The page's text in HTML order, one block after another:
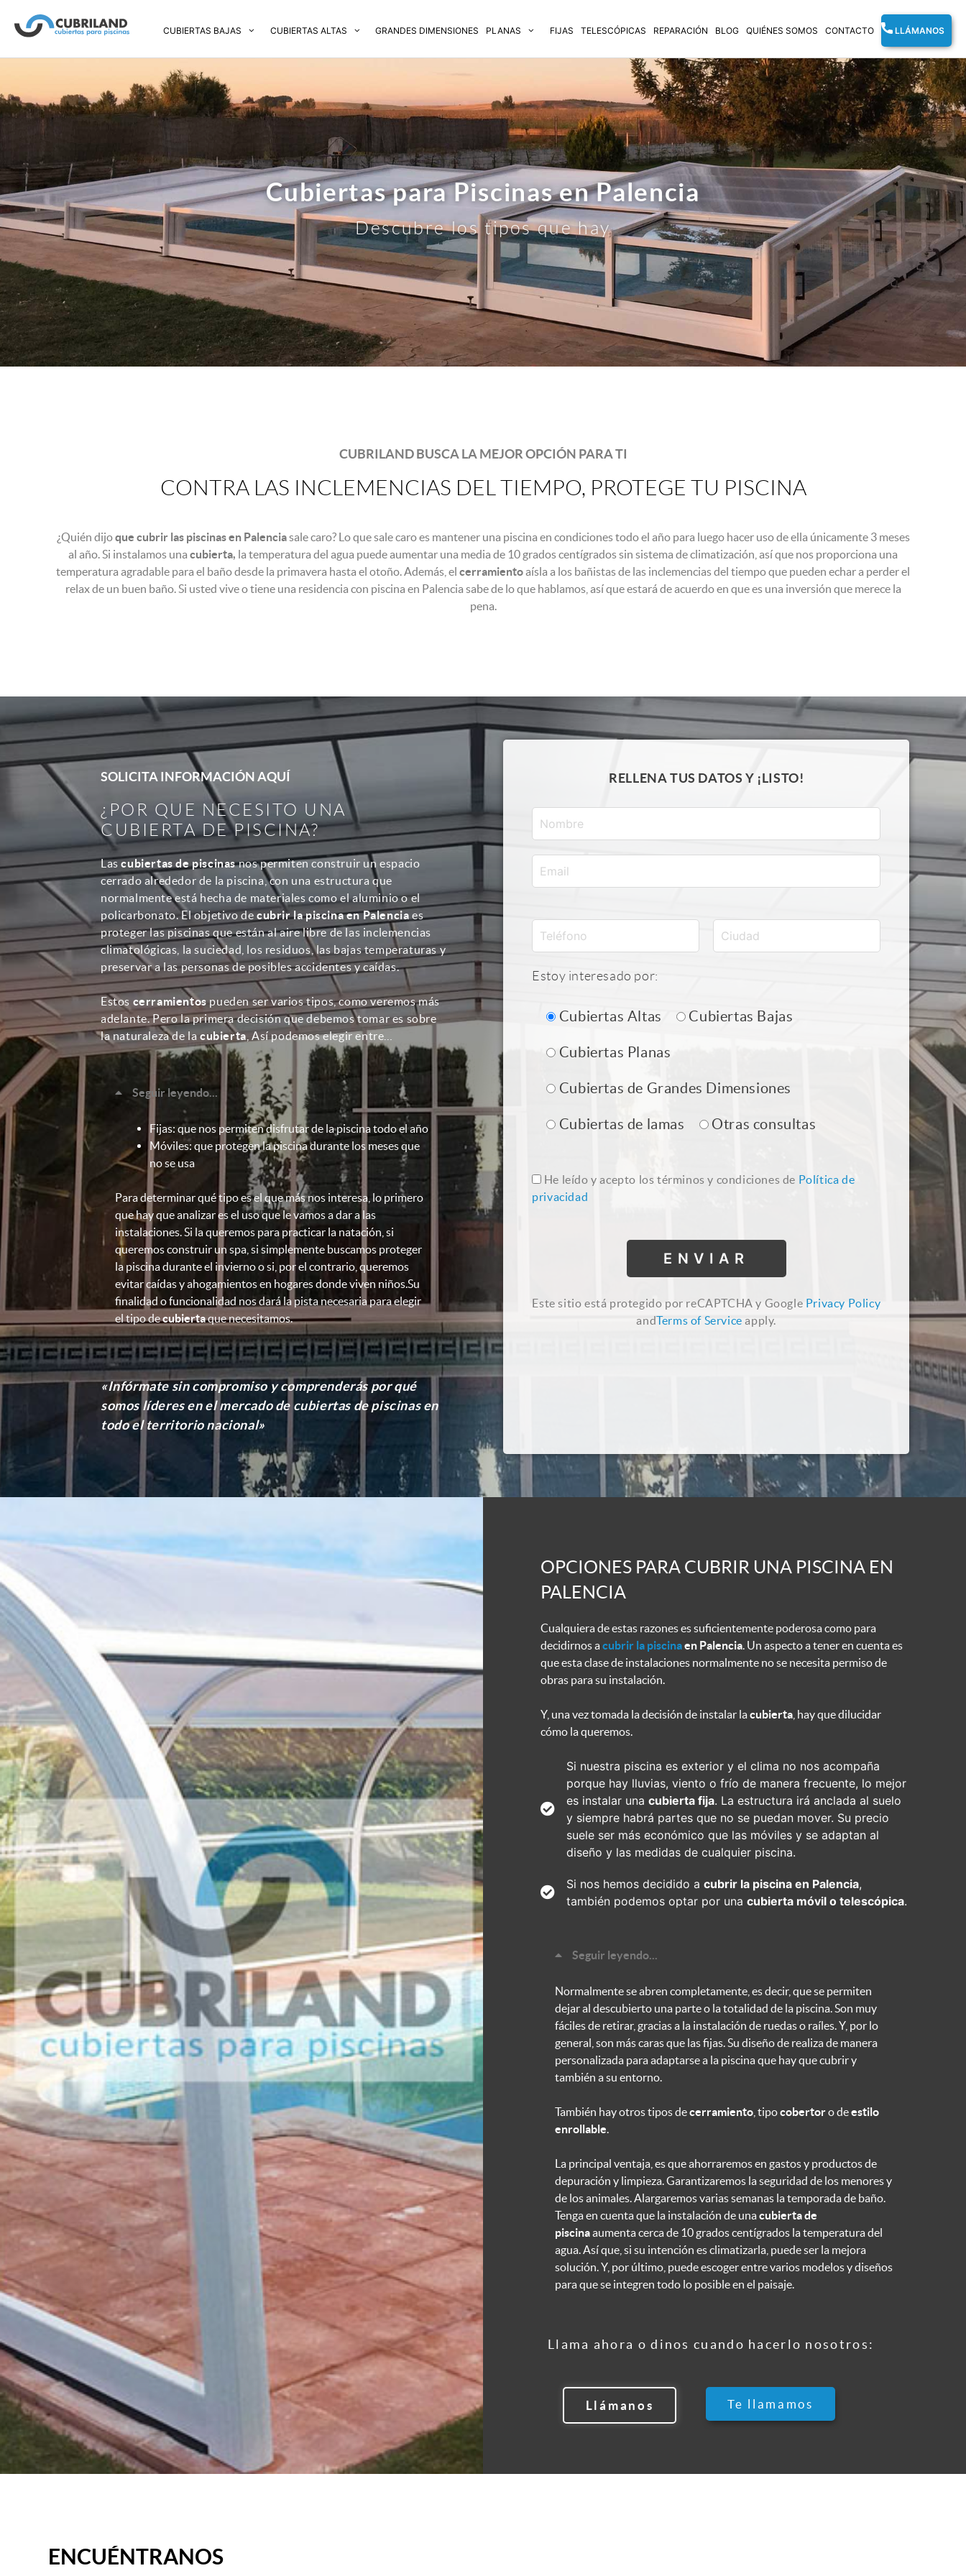
CUBIERTAS BAJAS CUBIERTAS ALTAS GRANDES DIMENSIONES PLANAS FIJAS TELESCÓPICAS REPARACIÓN BLOG QUIÉNES SOMOS CONTACTO LLÁMANOS
Cubiertas para Piscinas en Palencia
Descubre los tipos que hay
CUBRILAND BUSCA LA MEJOR OPCIÓN PARA TI
CONTRA LAS INCLEMENCIAS DEL TIEMPO, PROTEGE TU PISCINA
¿Quién dijoque cubrir las piscinas en Palenciasale caro? Lo que sale caro es mantener una piscina en condiciones todo el año para luego hacer uso de ella únicamente 3 meses
al año. Si instalamos una cubierta, la temperatura del agua puede aumentar una media de 10 grados centígrados sin sistema de climatización, así que nos proporciona una
temperatura agradable para el baño desde la primavera hasta el otoño. Además, el cerramientoaísla a los bañistas de las inclemencias del tiempo que pueden echar a perder el
relax de un buen baño. Si usted vive o tiene una residencia con piscina en Palencia sabe de lo que hablamos, así que estará de acuerdo en que es una inversión que merece la
pena.
SOLICITA INFORMACIÓN AQUÍ
¿POR QUE NECESITO UNA
CUBIERTA DE PISCINA?
Lascubiertas de piscinasnos permiten construir un espacio
cerrado alrededor de la piscina, con una estructura que
normalmente está hecha de materiales como el aluminio o el
policarbonato. El objetivo decubrir la piscina en Palenciaes
proteger las piscinas que están al aire libre de las inclemencias
climatológicas, la suciedad, los residuos, las bajas temperaturas y
preservar a las personas de posibles accidentes y caídas.
Estos cerramientospueden ser varios tipos, como veremos más
adelante. Pero la primera decisión que debemos tomar es sobre
la naturaleza de la cubierta , Así podemos elegir entre…
Seguir leyendo...
Fijas: que nos permiten disfrutar de la piscina todo el año
Móviles: que protegen la piscina durante los meses que
no se usa
Para determinar qué tipo es el que más nos interesa, lo primero
que hay que analizar es el uso que le vamos a dar a las
instalaciones. Si la queremos para practicar la natación, si
queremos construir un spa, si simplemente buscamos proteger
la piscina durante el invierno o si, por el contrario, queremos
evitar caídas y ahogamientos en hogares donde viven niños.Su
finalidad o funcionalidad nos dará la pista necesaria para elegir
el tipo decubiertaque necesitamos.
«Infórmate sin compromiso y comprenderás por qué
somos líderes en el mercado de cubiertas de piscinas en
todo el territorio nacional»
RELLENA TUS DATOS Y ¡LISTO!
Estoy interesado por:
Cubiertas Altas Cubiertas Bajas
Cubiertas Planas
Cubiertas de Grandes Dimensiones
Cubiertas de lamas Otras consultas
He leído y acepto los términos y condiciones de Política de
privacidad
Este sitio está protegido por reCAPTCHA y Google Privacy Policy
andTerms of Service apply.
OPCIONES PARA CUBRIR UNA PISCINA EN
PALENCIA
Cualquiera de estas razones es suficientemente poderosa como para
decidirnos acubrir la piscinaen Palencia. Un aspecto a tener en cuenta es
que esta clase de instalaciones normalmente no se necesita permiso de
obras para su instalación.
Y, una vez tomada la decisión de instalar lacubierta , hay que dilucidar
cómo la queremos.
Si nuestra piscina es exterior y el clima no nos acompaña
porque hay lluvias, viento o frío de manera frecuente, lo mejor
es instalar una cubierta fija. La estructura irá anclada al suelo
y siempre habrá partes que no se puedan mover. Su precio
suele ser más económico que las móviles y se adaptan al
diseño y las medidas de cualquier piscina.
Si nos hemos decidido a cubrir la piscina en Palencia,
también podemos optar por una cubierta móvil o telescópica.
Seguir leyendo...
Normalmente se abren completamente, es decir, que se permiten
dejar al descubierto una parte o la totalidad de la piscina. Son muy
fáciles de retirar, gracias a la instalación de ruedas o raíles. Y, por lo
general, son más caras que las fijas. Su diseño de realiza de manera
personalizada para adaptarse a la piscina que hay que cubrir y
también a su entorno.
También hay otros tipos decerramiento , tipocobertoro deestilo
enrollable.
La principal ventaja, es que ahorraremos en gastos y productos de
depuración y limpieza. Garantizaremos la seguridad de los menores y
de los animales. Alargaremos varias semanas la temporada de baño.
Tenga en cuenta que la instalación de unacubierta de
piscinaaumenta cerca de 10 grados centígrados la temperatura del
agua. Así que, si su intención es climatizarla, puede ser la mejora
solución. Y, por último, puede escoger entre varios modelos y diseños
para que se integren todo lo posible en el paisaje.
Llama ahora o dinos cuando hacerlo nosotros:
Llámanos Te llamamos
ENCUÉNTRANOS